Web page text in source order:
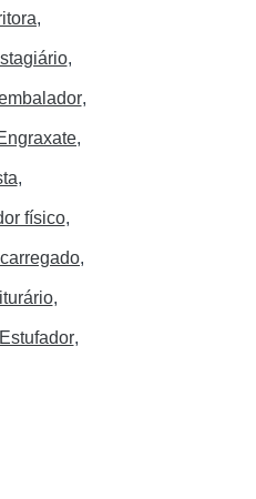
físico
Estufador